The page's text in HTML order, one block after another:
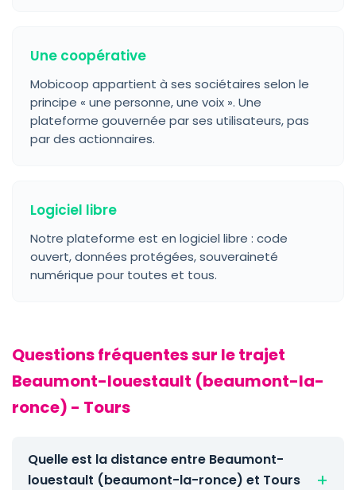
Une coopérative
Mobicoop appartient à ses sociétaires selon le
principe « une personne, une voix ». Une
plateforme gouvernée par ses utilisateurs, pas
par des actionnaires.
Logiciel libre
Notre plateforme est en logiciel libre : code
ouvert, données protégées, souveraineté
numérique pour toutes et tous.
Questions fréquentes sur le trajet
Beaumont-louestault (beaumont-la-
ronce) - Tours
Quelle est la distance entre Beaumont-
louestault (beaumont-la-ronce) et Tours